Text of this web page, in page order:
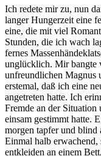
Ich redete mir zu, nun
langer Hungerzeit eine
eine, die mit viel
Stunden, die ich wach
fernes
unglücklich. Mir bangte
unfreundlichen Magnus
erstemal, daß ich eine
angetreten hatte. Ich
Fremde an der Situation
einsam gestimmt hatte.
morgen tapfer und
Einmal halb erwachend,
entkleiden an einem